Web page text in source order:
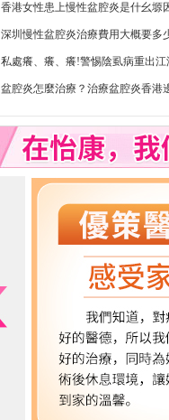
香港女性患上慢性盆腔炎是什幺塬
深圳慢性盆腔炎治療費用大概要多
私處癢、癢、癢!警惕陰虱病重出江
盆腔炎怎麼治療？治療盆腔炎香港